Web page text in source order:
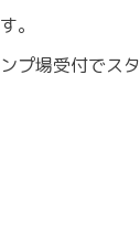
。
プ場受付でスタ